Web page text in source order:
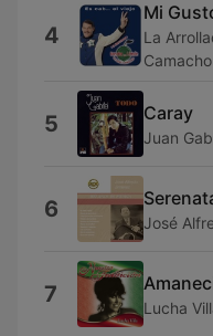
4
Mi
La
Camacho
5 Caray
Juan
6 José
7 Lucha